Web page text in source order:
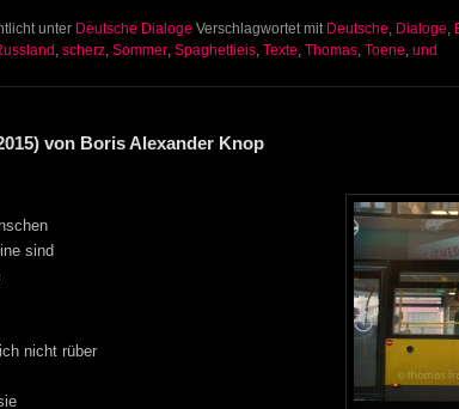
unter Deutsche Dialoge Verschlagwortet mit Deutsche, Dialoge,
, scherz, Sommer, Spaghettieis, Texte, Thomas, Toene, und
von Boris Alexander Knop
sind
nicht rüber